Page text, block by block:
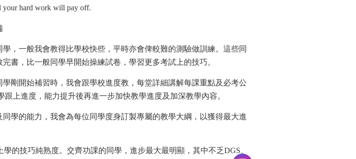
your hard work will pay off.
學，一般我會教得比學校快些，平時亦會俾較難的測驗做訓練。這些同
完書，比一般同學早開始操練試卷，學習更多考試上的技巧。
學剛開始補習時，我會跟學校進度教，每堂詳細講解每課重點及必考公
跟上進度，能力提升後再進一步加快教學進度及加深教學內容。
同學的能力，我會為每位同學度身訂製專屬的教學大綱，以獲得最大進
的技巧純熟度。交齊功課的同學，進步最大最明顯，其中不乏DGS、